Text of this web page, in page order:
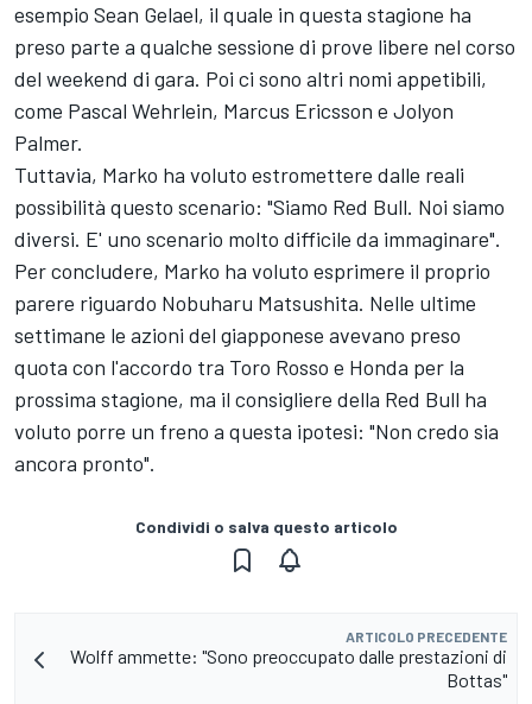
esempio Sean Gelael, il quale in questa stagione ha
preso parte a qualche sessione di prove libere nel corso
del weekend di gara. Poi ci sono altri nomi appetibili,
come Pascal Wehrlein, Marcus Ericsson e Jolyon
Palmer.
Tuttavia, Marko ha voluto estromettere dalle reali
possibilità questo scenario: "Siamo Red Bull. Noi siamo
diversi. E' uno scenario molto difficile da immaginare".
Per concludere, Marko ha voluto esprimere il proprio
parere riguardo Nobuharu Matsushita. Nelle ultime
settimane le azioni del giapponese avevano preso
quota con l'accordo tra Toro Rosso e Honda per la
prossima stagione, ma il consigliere della Red Bull ha
voluto porre un freno a questa ipotesi: "Non credo sia
ancora pronto".
Condividi o salva questo articolo
ARTICOLO PRECEDENTE
Wolff ammette: "Sono preoccupato dalle prestazioni di
Bottas"